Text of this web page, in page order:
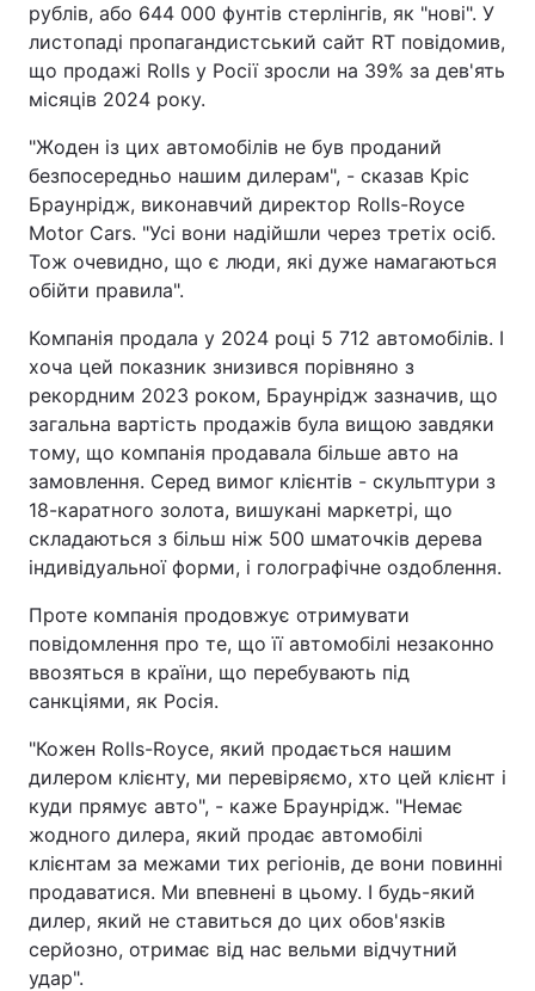
рублів, або 644 000 фунтів стерлінгів, як "нові". У
листопаді пропагандистський сайт RT повідомив,
що продажі Rolls у Росії зросли на 39% за дев'ять
місяців 2024 року.
"Жоден із цих автомобілів не був проданий
безпосередньо нашим дилерам", - сказав Кріс
Браунрідж, виконавчий директор Rolls-Royce
Motor Cars. "Усі вони надійшли через третіх осіб.
Тож очевидно, що є люди, які дуже намагаються
обійти правила".
Компанія продала у 2024 році 5 712 автомобілів. І
хоча цей показник знизився порівняно з
рекордним 2023 роком, Браунрідж зазначив, що
загальна вартість продажів була вищою завдяки
тому, що компанія продавала більше авто на
замовлення. Серед вимог клієнтів - скульптури з
18-каратного золота, вишукані маркетрі, що
складаються з більш ніж 500 шматочків дерева
індивідуальної форми, і голографічне оздоблення.
Проте компанія продовжує отримувати
повідомлення про те, що її автомобілі незаконно
ввозяться в країни, що перебувають під
санкціями, як Росія.
"Кожен Rolls-Royce, який продається нашим
дилером клієнту, ми перевіряємо, хто цей клієнт і
куди прямує авто", - каже Браунрідж. "Немає
жодного дилера, який продає автомобілі
клієнтам за межами тих регіонів, де вони повинні
продаватися. Ми впевнені в цьому. І будь-який
дилер, який не ставиться до цих обов'язків
серйозно, отримає від нас вельми відчутний
удар".